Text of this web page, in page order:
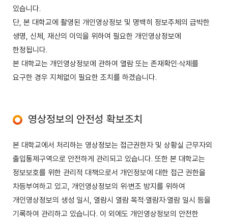
있습니다.
단, 본 대학교에 촬영된 개인영상정보 및 명백히 정보주체의 급박한
생명, 신체, 재산의 이익을 위하여 필요한 개인영상정보에
한정됩니다.
본 대학교는 개인영상정보에 관하여 열람 또는 존재확인·삭제를
요구한 경우 지체없이 필요한 조치를 하겠습니다.
영상정보의 안전성 확보조치
본 대학교에서 처리하는 영상정보는 접근권한자 및 상황실 근무자외
출입통제구역으로 안전하게 관리되고 있습니다. 또한 본 대학교는
정보보호를 위한 관리적 대책으로서 개인정보에 대한 접근 권한을
차등부여하고 있고, 개인영상정보의 위·변조 방지를 위하여
개인영상정보의 생성 일시, 열람시 열람 목적·열람자·열람 일시 등을
기록하여 관리하고 있습니다. 이 외에도 개인영상정보의 안전한